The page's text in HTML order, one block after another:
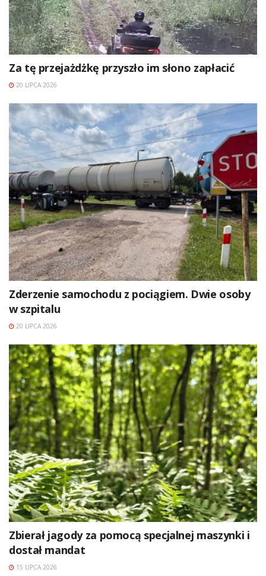
Za tę przejażdżkę przyszło im słono zapłacić
20 LIPCA 2026
Zderzenie samochodu z pociągiem. Dwie osoby
w szpitalu
20 LIPCA 2026
Zbierał jagody za pomocą specjalnej maszynki i
dostał mandat
15 LIPCA 2026